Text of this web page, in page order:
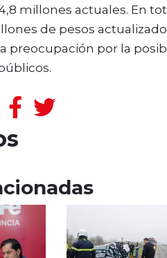
millones actuales. En
de pesos
preocupación por la